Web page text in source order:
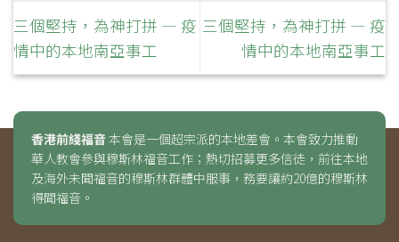
三個堅持，為神打拼 — 疫
情中的本地南亞事工
三個堅持，為神打拼 — 疫
情中的本地南亞事工
香港前綫福音本會是一個超宗派的本地差會。本會致力推動
華人教會參與穆斯林福音工作；熱切招募更多信徒，前往本地
及海外未聞福音的穆斯林群體中服事，務要讓約20億的穆斯林
得聞福音。